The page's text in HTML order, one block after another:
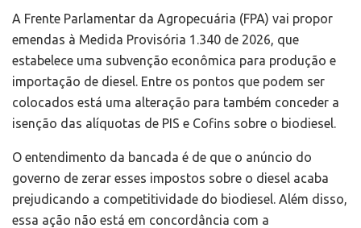
A Frente Parlamentar da Agropecuária (FPA) vai propor
emendas à Medida Provisória 1.340 de 2026, que
estabelece uma subvenção econômica para produção e
importação de diesel. Entre os pontos que podem ser
colocados está uma alteração para também conceder a
isenção das alíquotas de PIS e Cofins sobre o biodiesel.
O entendimento da bancada é de que o anúncio do
governo de zerar esses impostos sobre o diesel acaba
prejudicando a competitividade do biodiesel. Além disso,
essa ação não está em concordância com a